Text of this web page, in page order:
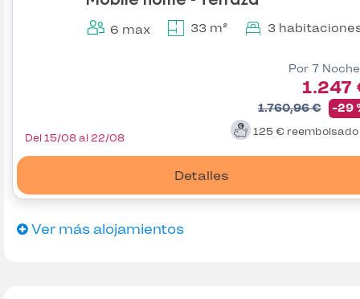
6 max 33 m² 3
Por 7
1.247
1.760,96 € -29
125 € reembolsado
Detalles
Del 15/08 al 22/08
Ver más alojamientos